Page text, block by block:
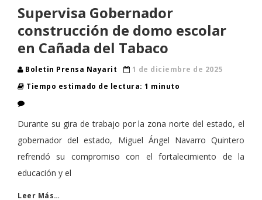
Supervisa Gobernador
construcción de domo escolar
en Cañada del Tabaco
Boletin Prensa Nayarit
1 de diciembre de 2025
Tiempo estimado de lectura: 1 minuto
Durante su gira de trabajo por la zona norte del estado, el
gobernador del estado, Miguel Ángel Navarro Quintero
refrendó su compromiso con el fortalecimiento de la
educación y el
Leer Más…